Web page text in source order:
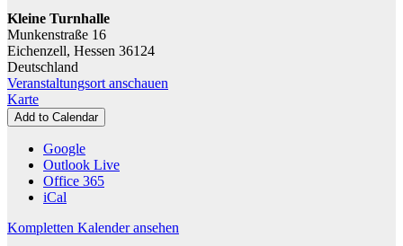
Kleine Turnhalle
Munkenstraße 16
Eichenzell, Hessen 36124
Deutschland
Veranstaltungsort anschauen
KarteKleine
Turnhalle
Add to Calendar
Google
Outlook Live
Office 365
iCal
Kompletten Kalender ansehen